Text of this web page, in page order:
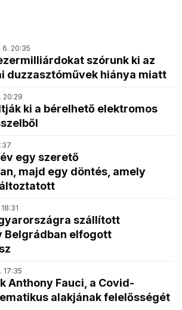
6. 20:35
szórunk ki az
duzzasztóművek hiánya miatt
20:29
ki a bérelhető elektromos
egy szerető
majd egy döntés, amely
szállított
Belgrádban elfogott
17:35
Anthony Fauci, a Covid-
alakjának felelősségét